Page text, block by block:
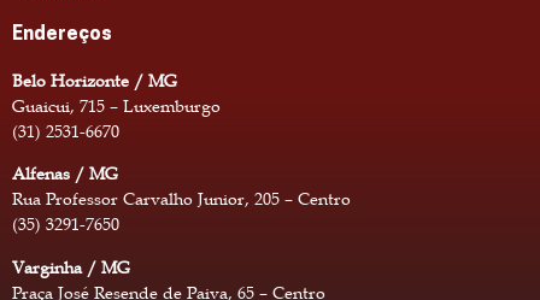
Endereços
Belo Horizonte / MG
Guaicui, 715 – Luxemburgo
(31) 2531-6670
Alfenas / MG
Rua Professor Carvalho Junior, 205 – Centro
(35) 3291-7650
Varginha / MG
Praça José Resende de Paiva, 65 – Centro